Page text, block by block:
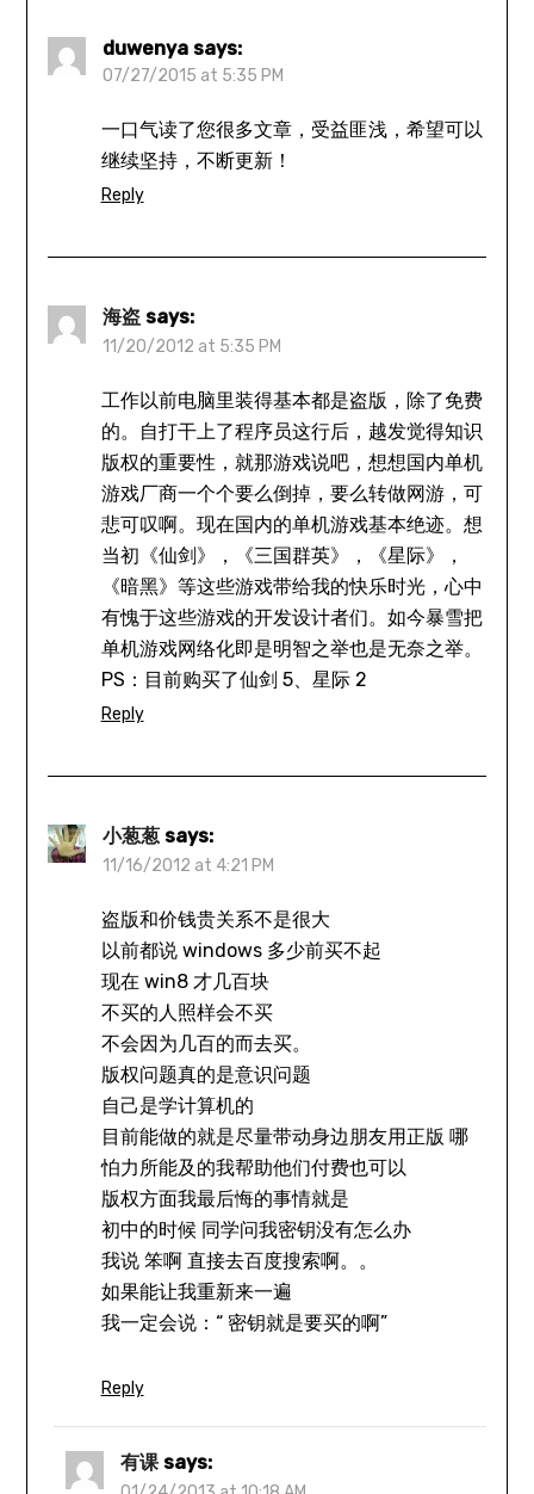
duwenya says:
07/27/2015 at 5:35 PM
一口气读了您很多文章，受益匪浅，希望可以
继续坚持，不断更新！
Reply
海盗 says:
11/20/2012 at 5:35 PM
工作以前电脑里装得基本都是盗版，除了免费
的。自打干上了程序员这行后，越发觉得知识
版权的重要性，就那游戏说吧，想想国内单机
游戏厂商一个个要么倒掉，要么转做网游，可
悲可叹啊。现在国内的单机游戏基本绝迹。想
当初《仙剑》，《三国群英》，《星际》，
《暗黑》等这些游戏带给我的快乐时光，心中
有愧于这些游戏的开发设计者们。如今暴雪把
单机游戏网络化即是明智之举也是无奈之举。
PS：目前购买了仙剑 5、星际 2
Reply
小葱葱 says:
11/16/2012 at 4:21 PM
盗版和价钱贵关系不是很大
以前都说 windows 多少前买不起
现在 win8 才几百块
不买的人照样会不买
不会因为几百的而去买。
版权问题真的是意识问题
自己是学计算机的
目前能做的就是尽量带动身边朋友用正版 哪
怕力所能及的我帮助他们付费也可以
版权方面我最后悔的事情就是
初中的时候 同学问我密钥没有怎么办
我说 笨啊 直接去百度搜索啊。。
如果能让我重新来一遍
我一定会说：“ 密钥就是要买的啊”
Reply
有课 says: